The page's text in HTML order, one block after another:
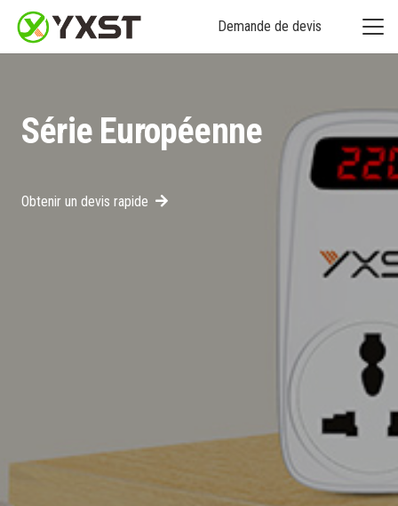
Demande de devis
Série Européenne
Obtenir un devis rapide